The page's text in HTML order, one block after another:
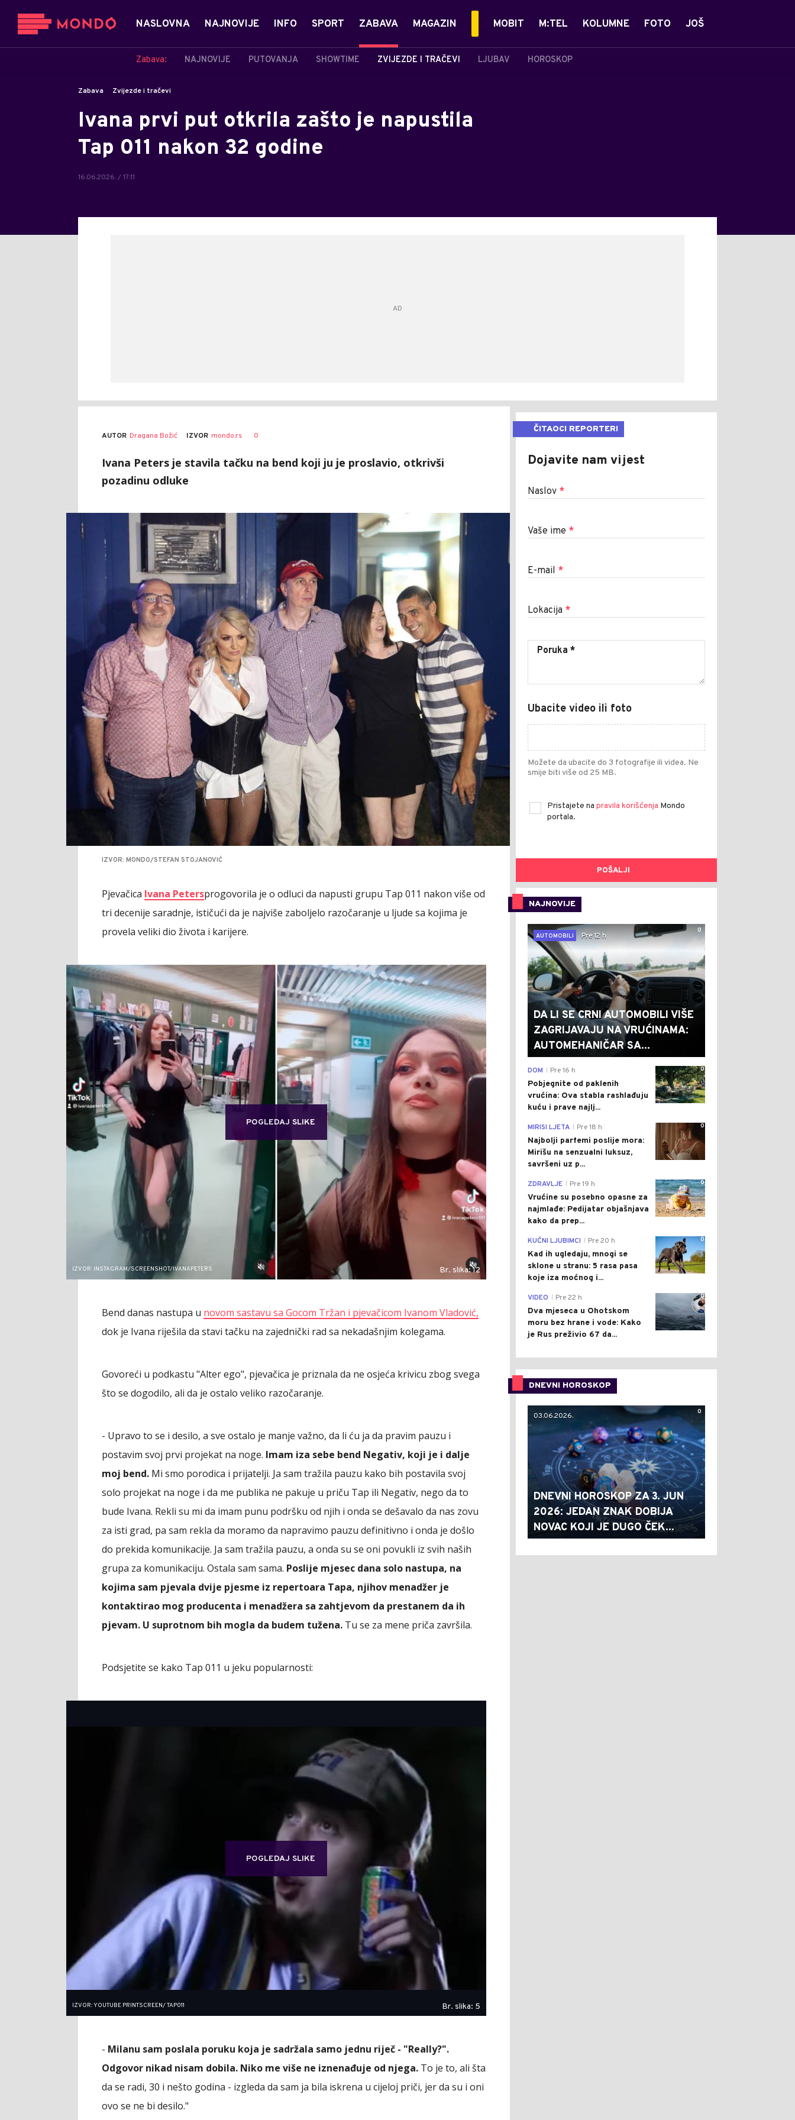
NASLOVNA NAJNOVIJE INFO SPORT ZABAVA
Zabava: NAJNOVIJE PUTOVANJA SHOWTIME ZVIJEZDE I TRAČEVI LJUBAV HOROSKOP
MAGAZIN MOBIT M:TEL KOLUMNE FOTO JOŠ
Zabava Zvijezde i tračevi
Ivana prvi put otkrila zašto je napustila
Tap 011 nakon 32 godine
16.06.2026. / 17:11
AUTOR Dragana Božić IZVOR mondo.rs 0
Ivana Peters je stavila tačku na bend koji ju je proslavio, otkrivši
pozadinu odluke
IZVOR: MONDO/STEFAN STOJANOVIĆ
Pjevačica Ivana Petersprogovorila je o odluci da napusti grupu Tap 011 nakon više od
tri decenije saradnje, ističući da je najviše zaboljelo razočaranje u ljude sa kojima je
provela veliki dio života i karijere.
POGLEDAJ SLIKE
IZVOR: INSTAGRAM/SCREENSHOT/IVANAPETERS Br. slika: 12
Bend danas nastupa u novom sastavu sa Gocom Tržan i pjevačicom Ivanom Vladović,
dok je Ivana riješila da stavi tačku na zajednički rad sa nekadašnjim kolegama.
Govoreći u podkastu "Alter ego", pjevačica je priznala da ne osjeća krivicu zbog svega
što se dogodilo, ali da je ostalo veliko razočaranje.
- Upravo to se i desilo, a sve ostalo je manje važno, da li ću ja da pravim pauzu i
postavim svoj prvi projekat na noge. Imam iza sebe bend Negativ, koji je i dalje
moj bend. Mi smo porodica i prijatelji. Ja sam tražila pauzu kako bih postavila svoj
solo projekat na noge i da me publika ne pakuje u priču Tap ili Negativ, nego da to
bude Ivana. Rekli su mi da imam punu podršku od njih i onda se dešavalo da nas zovu
za isti grad, pa sam rekla da moramo da napravimo pauzu definitivno i onda je došlo
do prekida komunikacije. Ja sam tražila pauzu, a onda su se oni povukli iz svih naših
grupa za komunikaciju. Ostala sam sama. Poslije mjesec dana solo nastupa, na
kojima sam pjevala dvije pjesme iz repertoara Tapa, njihov menadžer je
kontaktirao mog producenta i menadžera sa zahtjevom da prestanem da ih
pjevam. U suprotnom bih mogla da budem tužena. Tu se za mene priča završila.
Podsjetite se kako Tap 011 u jeku popularnosti:
POGLEDAJ SLIKE
IZVOR: YOUTUBE PRINTSCREEN/ TAP011 Br. slika: 5
- Milanu sam poslala poruku koja je sadržala samo jednu riječ - "Really?".
Odgovor nikad nisam dobila. Niko me više ne iznenađuje od njega. To je to, ali šta
da se radi, 30 i nešto godina - izgleda da sam ja bila iskrena u cijeloj priči, jer da su i oni
ovo se ne bi desilo."
ČITAOCI REPORTERI
Dojavite nam vijest
Naslov *
Vaše ime *
E-mail *
Lokacija *
Ubacite video ili foto
Možete da ubacite do 3 fotografije ili videa. Ne
smije biti više od 25 MB.
Pristajete na pravila korišćenja Mondo
portala.
POŠALJI
NAJNOVIJE
0
AUTOMOBILI
Pre 12 h
DA LI SE CRNI AUTOMOBILI VIŠE
ZAGRIJAVAJU NA VRUĆINAMA:
AUTOMEHANIČAR SA...
0
DOM Pre 16 h
Pobjegnite od paklenih
vrućina: Ova stabla rashlađuju
kuću i prave najlj...
0
MIRISI LJETA Pre 18 h
Najbolji parfemi poslije mora:
Mirišu na senzualni luksuz,
savršeni uz p...
0
ZDRAVLJE Pre 19 h
Vrućine su posebno opasne za
najmlađe: Pedijatar objašnjava
kako da prep...
0
KUĆNI LJUBIMCI Pre 20 h
Kad ih ugledaju, mnogi se
sklone u stranu: 5 rasa pasa
koje iza moćnog i...
0
VIDEO Pre 22 h
Dva mjeseca u Ohotskom
moru bez hrane i vode: Kako
je Rus preživio 67 da...
DNEVNI HOROSKOP
0
03.06.2026.
DNEVNI HOROSKOP ZA 3. JUN
2026: JEDAN ZNAK DOBIJA
NOVAC KOJI JE DUGO ČEK...